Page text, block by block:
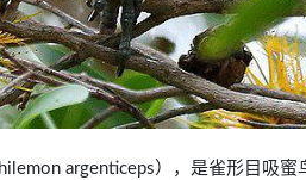
argenticeps），是雀形目吸蜜